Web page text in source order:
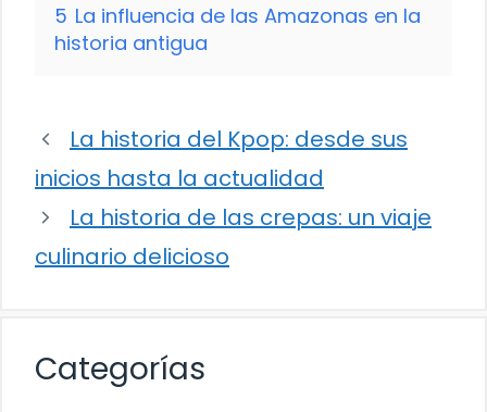
5 La influencia de las Amazonas en la
historia antigua
La historia del Kpop: desde sus
inicios hasta la actualidad
La historia de las crepas: un viaje
culinario delicioso
Categorías